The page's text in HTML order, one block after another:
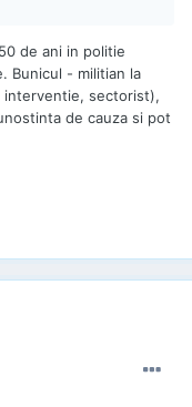
de ani in politie
Bunicul - militian la
sectorist),
de cauza si pot